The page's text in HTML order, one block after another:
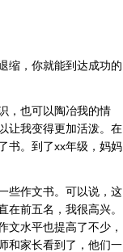
缩，你就能到达成功的
，也可以陶冶我的情
让我变得更加活泼。在
书。到了xx年级，妈妈
些作文书。可以说，这
前五名，我很高兴。
文水平也提高了不少，
和家长看到了，他们一